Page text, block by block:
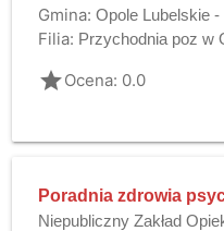
Gmina: Opole Lubelskie -
Filia: Przychodnia poz w
gradeOcena: 0.0
Poradnia zdrowia
Niepubliczny Zakład